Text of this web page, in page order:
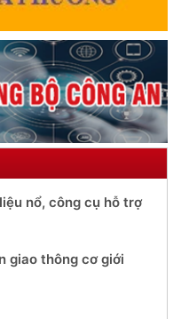
nổ, công cụ hỗ trợ
giao thông cơ giới